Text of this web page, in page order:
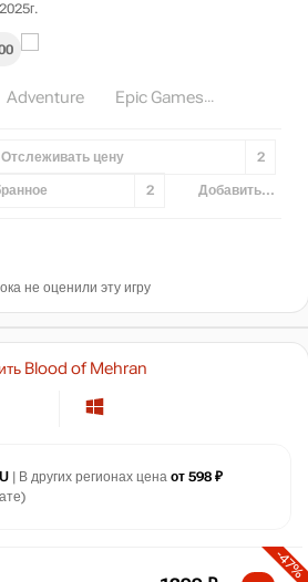
Adventure Epic Games
Отслеживать цену 2
2 Добавить...
не оценили эту игру
Blood of Mehran
| В других регионах цена от 598 ₽
-47%